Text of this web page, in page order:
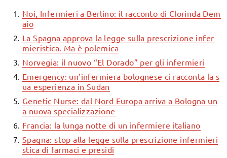
Noi, Infermieri a Berlino: il racconto di Clorinda Dem
aio
La Spagna approva la legge sulla prescrizione infer
mieristica. Ma è polemica
Norvegia: il nuovo “El Dorado” per gli infermieri
Emergency: un’infermiera bolognese ci racconta la s
ua esperienza in Sudan
Genetic Nurse: dal Nord Europa arriva a Bologna un
a nuova specializzazione
Francia: la lunga notte di un infermiere italiano
Spagna: stop alla legge sulla prescrizione infermieri
stica di farmaci e presidi